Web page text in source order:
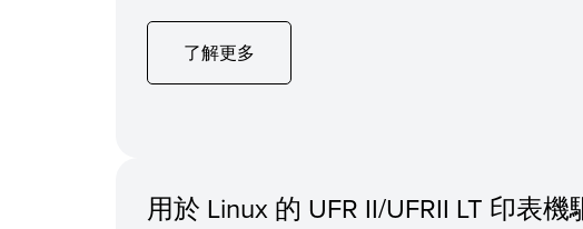
了解更多
用於 Linux 的 UFR II/UFRII LT 印表